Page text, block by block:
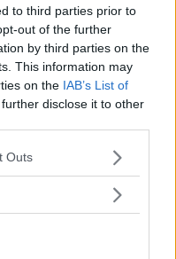
to third parties prior to
out of the further
by third parties on the
This information may
on the IAB’s List of
disclose it to other
one or more Google
You may click to
in below Google
Outs